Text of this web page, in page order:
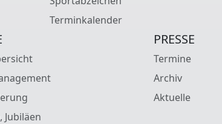
Terminkalender
Jubiläen
PRESSE
Termine
Archiv
Aktuelle